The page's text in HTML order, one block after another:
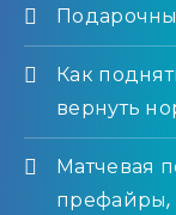
Как
вернуть
Матчевая
префайры,